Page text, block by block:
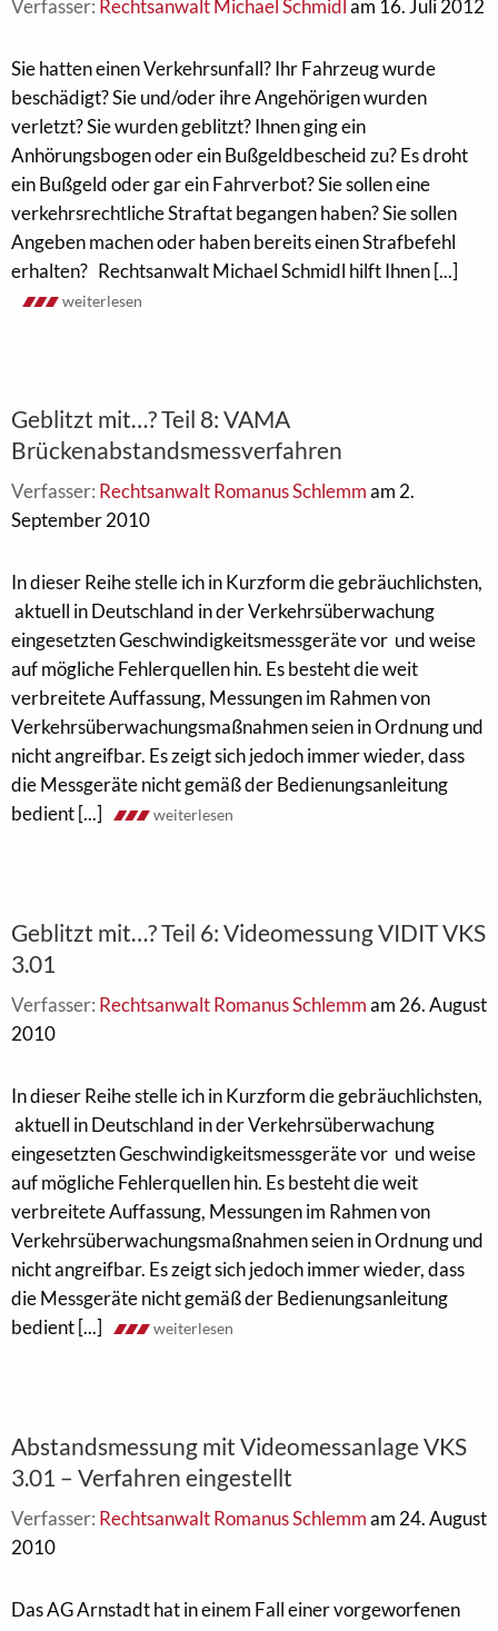
Verfasser: Rechtsanwalt Michael Schmidl am 16. Juli 2012
Sie hatten einen Verkehrsunfall? Ihr Fahrzeug wurde
beschädigt? Sie und/oder ihre Angehörigen wurden
verletzt? Sie wurden geblitzt? Ihnen ging ein
Anhörungsbogen oder ein Bußgeldbescheid zu? Es droht
ein Bußgeld oder gar ein Fahrverbot? Sie sollen eine
verkehrsrechtliche Straftat begangen haben? Sie sollen
Angeben machen oder haben bereits einen Strafbefehl
erhalten? Rechtsanwalt Michael Schmidl hilft Ihnen [...]
weiterlesen
Geblitzt mit…? Teil 8: VAMA
Brückenabstandsmessverfahren
Verfasser: Rechtsanwalt Romanus Schlemmam 2.
September 2010
In dieser Reihe stelle ich in Kurzform die gebräuchlichsten,
aktuell in Deutschland in der Verkehrsüberwachung
eingesetzten Geschwindigkeitsmessgeräte vor und weise
auf mögliche Fehlerquellen hin. Es besteht die weit
verbreitete Auffassung, Messungen im Rahmen von
Verkehrsüberwachungsmaßnahmen seien in Ordnung und
nicht angreifbar. Es zeigt sich jedoch immer wieder, dass
die Messgeräte nicht gemäß der Bedienungsanleitung
bedient [...]
weiterlesen
Geblitzt mit…? Teil 6: Videomessung VIDIT VKS
3.01
Verfasser: Rechtsanwalt Romanus Schlemmam 26. August
2010
In dieser Reihe stelle ich in Kurzform die gebräuchlichsten,
aktuell in Deutschland in der Verkehrsüberwachung
eingesetzten Geschwindigkeitsmessgeräte vor und weise
auf mögliche Fehlerquellen hin. Es besteht die weit
verbreitete Auffassung, Messungen im Rahmen von
Verkehrsüberwachungsmaßnahmen seien in Ordnung und
nicht angreifbar. Es zeigt sich jedoch immer wieder, dass
die Messgeräte nicht gemäß der Bedienungsanleitung
bedient [...]
weiterlesen
Abstandsmessung mit Videomessanlage VKS
3.01 – Verfahren eingestellt
Verfasser: Rechtsanwalt Romanus Schlemmam 24. August
2010
Das AG Arnstadt hat in einem Fall einer vorgeworfenen